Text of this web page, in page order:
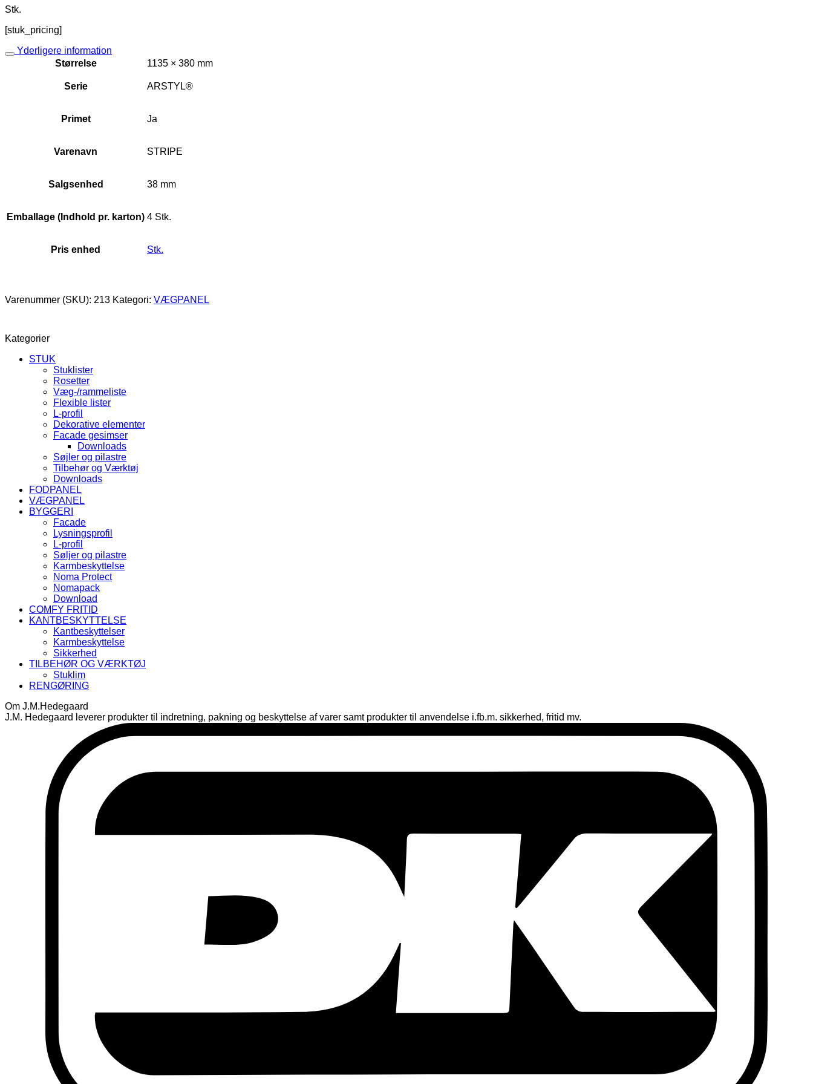
Stk.
[stuk_pricing]
Yderligere information
Størrelse
1135 × 380 mm
Serie ARSTYL®
Primet Ja
Varenavn STRIPE
Salgsenhed 38 mm
Emballage (Indhold pr. karton) 4 Stk.
Pris enhed Stk.
Varenummer (SKU): 213 Kategori: VÆGPANEL
Kategorier
STUK
Stuklister
Rosetter
Væg-/rammeliste
Flexible lister
L-profil
Dekorative elementer
Facade gesimser
Downloads
Søjler og pilastre
Tilbehør og Værktøj
Downloads
FODPANEL
VÆGPANEL
BYGGERI
Facade
Lysningsprofil
L-profil
Søljer og pilastre
Karmbeskyttelse
Noma Protect
Nomapack
Download
COMFY FRITID
KANTBESKYTTELSE
Kantbeskyttelser
Karmbeskyttelse
Sikkerhed
TILBEHØR OG VÆRKTØJ
Stuklim
RENGØRING
Om J.M.Hedegaard
J.M. Hedegaard leverer produkter til indretning, pakning og beskyttelse af varer samt produkter til anvendelse i.fb.m. sikkerhed, fritid mv.